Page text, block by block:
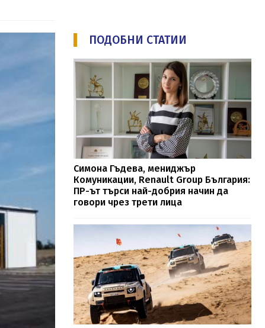
ПОДОБНИ СТАТИИ
Симона Гъдева, мениджър
Комуникации, Renault Group България:
ПР-ът търси най-добрия начин да
говори чрез трети лица